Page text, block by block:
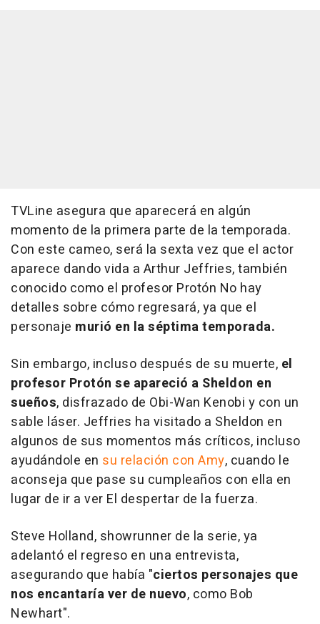
TVLine asegura que aparecerá en algún
momento de la primera parte de la temporada.
Con este cameo, será la sexta vez que el actor
aparece dando vida a Arthur Jeffries, también
conocido como el profesor Protón No hay
detalles sobre cómo regresará, ya que el
personaje murió en la séptima temporada.
Sin embargo, incluso después de su muerte, el
profesor Protón se apareció a Sheldon en
sueños, disfrazado de Obi-Wan Kenobi y con un
sable láser. Jeffries ha visitado a Sheldon en
algunos de sus momentos más críticos, incluso
ayudándole en su relación con Amy, cuando le
aconseja que pase su cumpleaños con ella en
lugar de ir a ver El despertar de la fuerza.
Steve Holland, showrunner de la serie, ya
adelantó el regreso en una entrevista,
asegurando que había "ciertos personajes que
nos encantaría ver de nuevo, como Bob
Newhart".